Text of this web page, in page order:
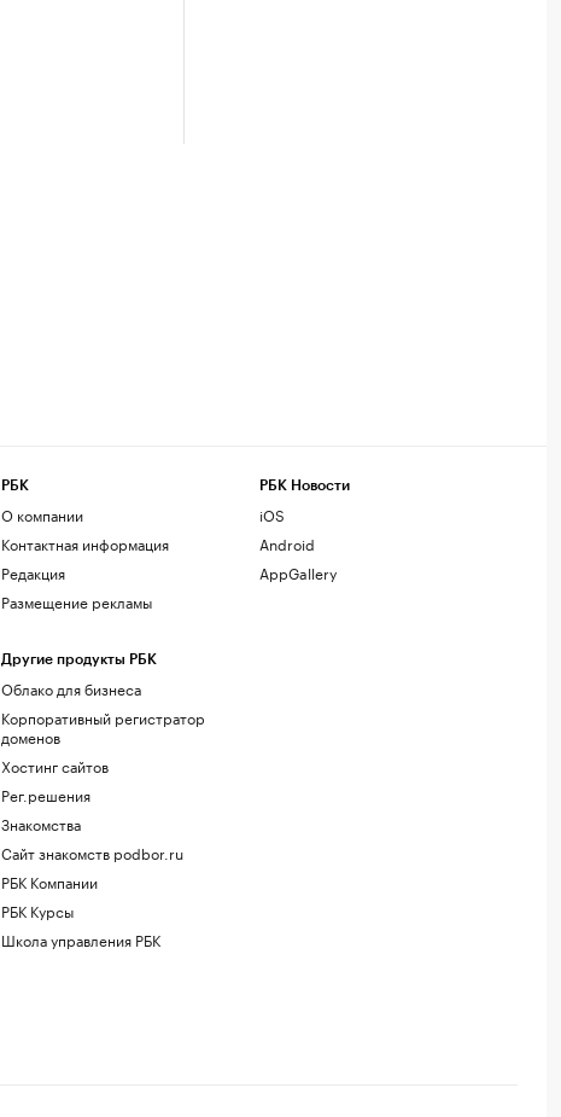
РБК
О компании
Контактная информация
Редакция
Размещение рекламы
Другие продукты РБК
Облако для бизнеса
Корпоративный регистратор
доменов
Хостинг сайтов
Рег.решения
Знакомства
Сайт знакомств podbor.ru
РБК Компании
РБК Курсы
Школа управления РБК
РБК Новости
iOS
Android
AppGallery